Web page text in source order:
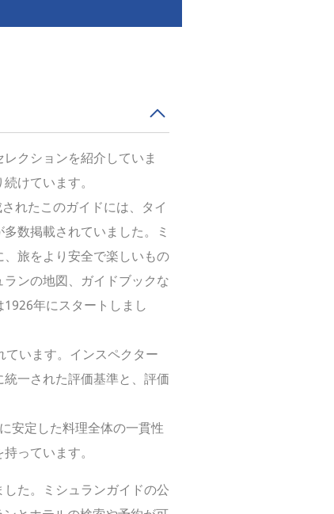
クションを紹介していま
けています。
れたこのガイドには、タイ
数掲載されていました。ミ
旅をより安全で楽しいもの
ンの地図、ガイドブックな
年にスタートしまし
います。インスペクター
一された評価基準と、評価
安定した料理全体の一貫性
っています。
た。ミシュランガイドの公